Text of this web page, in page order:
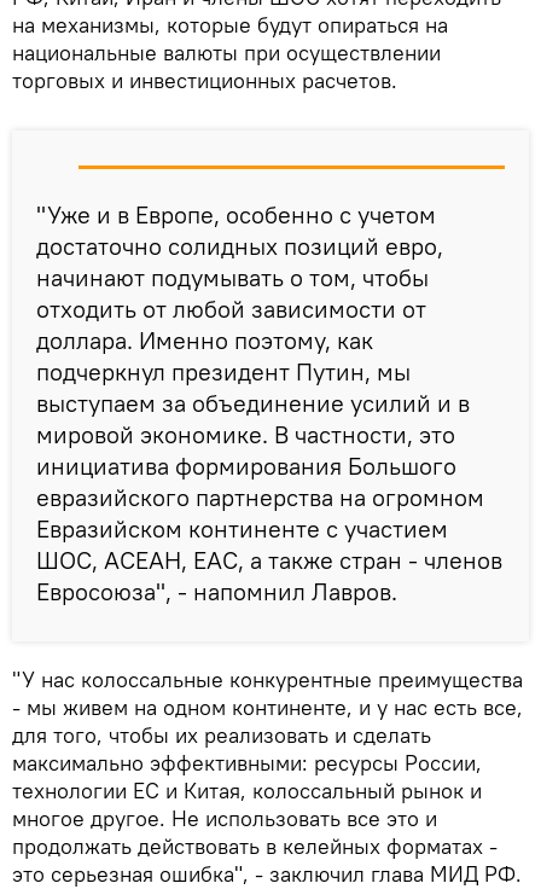
на механизмы, которые будут опираться на
национальные валюты при осуществлении
торговых и инвестиционных расчетов.
"Уже и в Европе, особенно с учетом
достаточно солидных позиций евро,
начинают подумывать о том, чтобы
отходить от любой зависимости от
доллара. Именно поэтому, как
подчеркнул президент Путин, мы
выступаем за объединение усилий и в
мировой экономике. В частности, это
инициатива формирования Большого
евразийского партнерства на огромном
Евразийском континенте с участием
ШОС, АСЕАН, ЕАС, а также стран - членов
Евросоюза", - напомнил Лавров.
"У нас колоссальные конкурентные преимущества
- мы живем на одном континенте, и у нас есть все,
для того, чтобы их реализовать и сделать
максимально эффективными: ресурсы России,
технологии ЕС и Китая, колоссальный рынок и
многое другое. Не использовать все это и
продолжать действовать в келейных форматах -
это серьезная ошибка", - заключил глава МИД РФ.